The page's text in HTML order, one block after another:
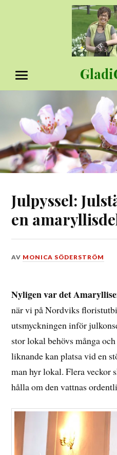
MENY
Julpyssel:
en
DEN
2015
AV MONICA SÖDERSTRÖM
Nyligen var det
när vi på Nordviks
utsmyckningen inför
stor lokal behövs många
liknande kan platsa vid en
man hyr lokal. Flera veckor
hålla om den vattnas